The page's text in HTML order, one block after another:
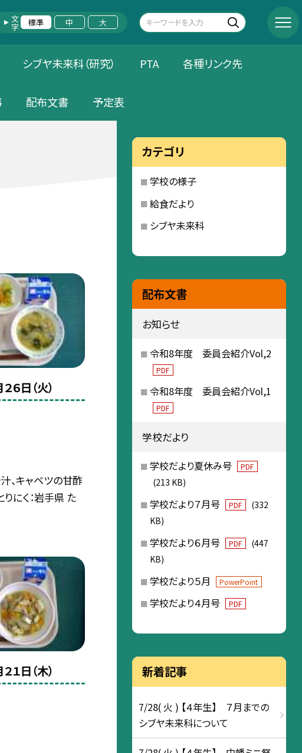
文字 標準 中 大
シブヤ未来科（研究） PTA 各種リンク先
配布文書 予定表
６日（火）
、キャベツの甘酢
りにく：岩手県 た
１日（木）
カテゴリ
学校の様子
給食だより
シブヤ未来科
配布文書
お知らせ
令和8年度 委員会紹介Vol,2
PDF
令和8年度 委員会紹介Vol,1
PDF
学校だより
学校だより夏休み号 PDF
(213 KB)
学校だより７月号 PDF
(332
KB)
学校だより６月号 PDF
(447
KB)
学校だより５月 PowerPoint
学校だより４月号 PDF
新着記事
7/28( 火 ) 【４年生】 ７月までの
シブヤ未来科について